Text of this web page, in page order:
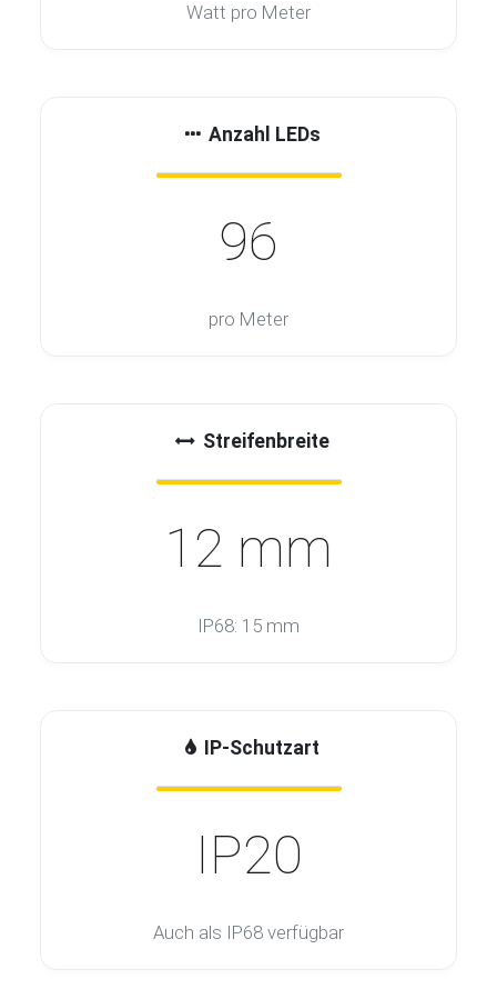
Watt pro Meter
Anzahl LEDs
96
pro Meter
Streifenbreite
12 mm
IP68: 15 mm
IP-Schutzart
IP20
Auch als IP68 verfügbar